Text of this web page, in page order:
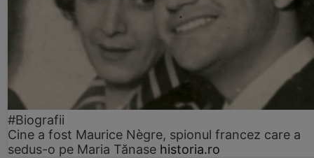
#Biografii
Cine a fost Maurice Nègre, spionul francez care a
sedus-o pe Maria Tănase historia.ro